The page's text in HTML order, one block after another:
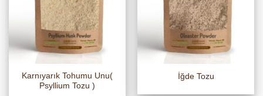
Karnıyarık Tohumu Unu(
Psyllium Tozu )
İğde Tozu